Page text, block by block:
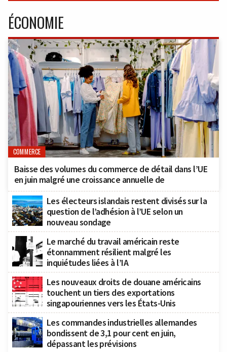
ÉCONOMIE
COMMERCE
Baisse des volumes du commerce de détail dans l’UE
en juin malgré une croissance annuelle de
Les électeurs islandais restent divisés sur la
question de l’adhésion à l’UE selon un
nouveau sondage
Le marché du travail américain reste
étonnamment résilient malgré les
inquiétudes liées à l’IA
Les nouveaux droits de douane américains
touchent un tiers des exportations
singapouriennes vers les États-Unis
Les commandes industrielles allemandes
bondissent de 3,1 pour cent en juin,
dépassant les prévisions